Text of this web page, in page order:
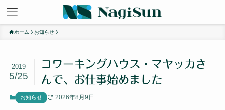
ホーム お知らせ
コワーキングハウス・マヤッカさ
んで、お仕事始めました
2019
5/25
お知らせ 2026年8月9日